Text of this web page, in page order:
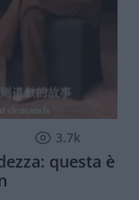
3.7k
questa è